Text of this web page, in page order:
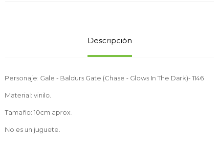
Descripción
Personaje: Gale - Baldurs Gate (Chase - Glows In The Dark)- 1146
Material: vinilo.
Tamaño: 10cm aprox.
No es un juguete.